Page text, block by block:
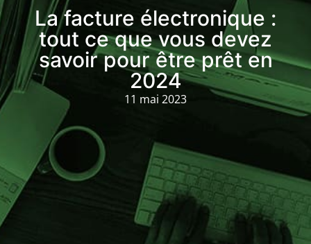
La facture électronique :
tout ce que vous devez
savoir pour être prêt en
2024
11 mai 2023